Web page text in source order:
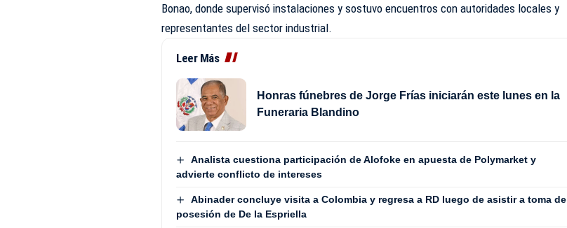
Bonao, donde supervisó instalaciones y sostuvo encuentros con autoridades locales y
representantes del sector industrial.
Leer Más
Honras fúnebres de Jorge Frías iniciarán este lunes en la
Funeraria Blandino
Analista cuestiona participación de Alofoke en apuesta de Polymarket y
advierte conflicto de intereses
Abinader concluye visita a Colombia y regresa a RD luego de asistir a toma de
posesión de De la Espriella